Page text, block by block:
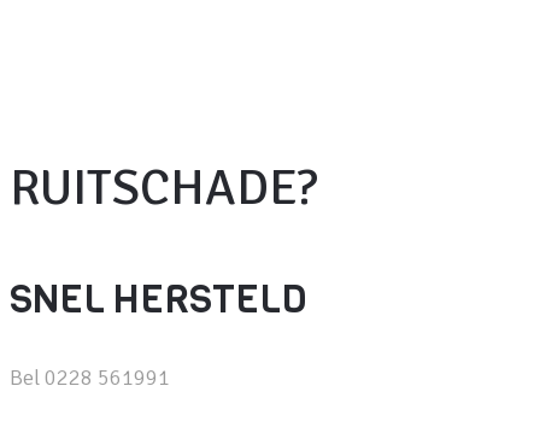
RUITSCHADE?
SNEL HERSTELD
Bel 0228 561991